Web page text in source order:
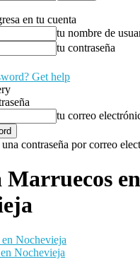
en tu cuenta
tu nombre de
tu contraseña
Get help
tu correo
contraseña por correo
Marruecos en
Nochevieja
Nochevieja